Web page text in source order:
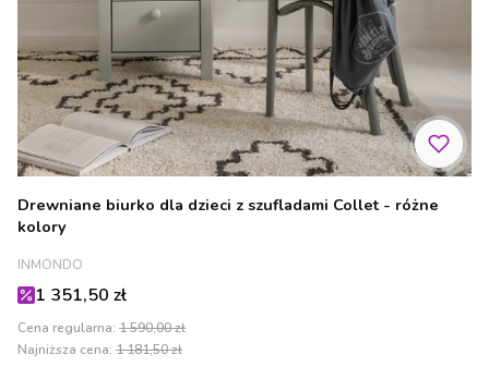
Drewniane biurko dla dzieci z szufladami Collet - różne
kolory
PRODUCENT
INMONDO
Cena promocyjna
1 351,50 zł
Cena regularna: 1 590,00 zł
Najniższa cena: 1 181,50 zł